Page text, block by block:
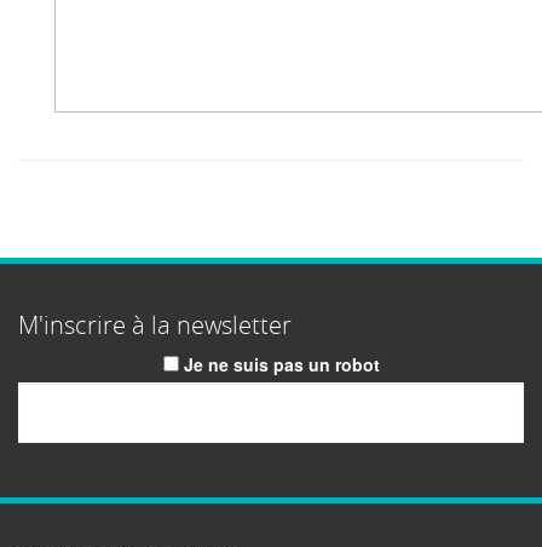
M'inscrire à la newsletter
Je ne suis pas un robot